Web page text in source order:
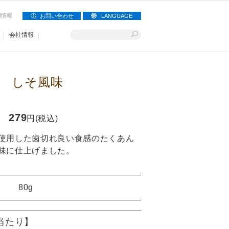
報 お問い合わせ LANGUAGE
会社情報
しそ風味
279円(税込)
用した歯切れ良い食感のたくあん
に仕上げました。
80g
り】